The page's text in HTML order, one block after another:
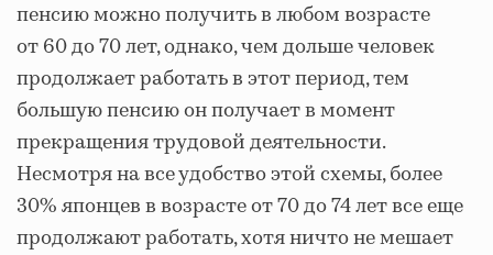
пенсию можно получить в любом возрасте
от 60 до 70 лет, однако, чем дольше человек
продолжает работать в этот период, тем
большую пенсию он получает в момент
прекращения трудовой деятельности.
Несмотря на все удобство этой схемы, более
30% японцев в возрасте от 70 до 74 лет все еще
продолжают работать, хотя ничто не мешает